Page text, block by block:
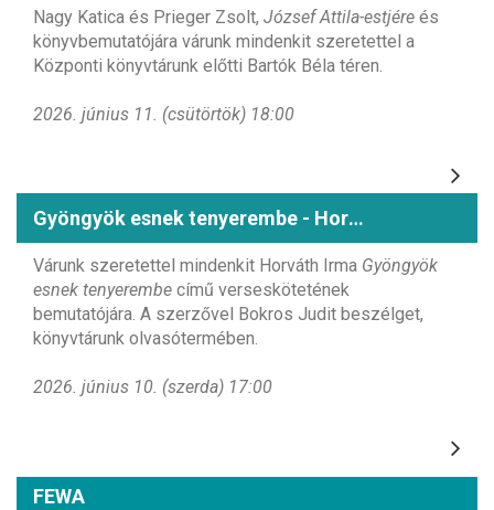
Nagy Katica és Prieger Zsolt, József Attila-estjére és
könyvbemutatójára várunk mindenkit szeretettel a
Központi könyvtárunk előtti Bartók Béla téren.
2026. június 11. (csütörtök) 18:00
Gyöngyök esnek tenyerembe - Horváth Irma könyvbemutatója
Várunk szeretettel mindenkit Horváth Irma Gyöngyök
esnek tenyerembe című verseskötetének
bemutatójára. A szerzővel Bokros Judit beszélget,
könyvtárunk olvasótermében.
2026. június 10. (szerda) 17:00
FEWA